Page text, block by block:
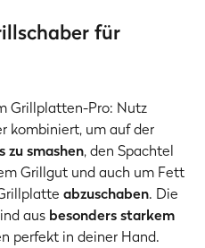
für
Grillplatten-Pro: Nutz
kombiniert, um auf der
zu smashen, den Spachtel
Grillgut und auch um Fett
abzuschaben. Die
aus besonders starkem
perfekt in deiner Hand.